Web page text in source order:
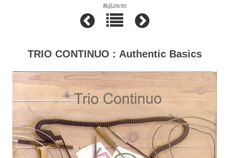
商品28/30
TRIO CONTINUO : Authentic Basics